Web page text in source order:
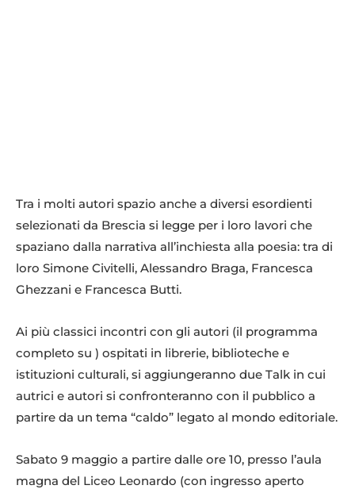
Tra i molti autori spazio anche a diversi esordienti
selezionati da Brescia si legge per i loro lavori che
spaziano dalla narrativa all’inchiesta alla poesia: tra di
loro Simone Civitelli, Alessandro Braga, Francesca
Ghezzani e Francesca Butti.
Ai più classici incontri con gli autori (il programma
completo su ) ospitati in librerie, biblioteche e
istituzioni culturali, si aggiungeranno due Talk in cui
autrici e autori si confronteranno con il pubblico a
partire da un tema “caldo” legato al mondo editoriale.
Sabato 9 maggio a partire dalle ore 10, presso l’aula
magna del Liceo Leonardo (con ingresso aperto